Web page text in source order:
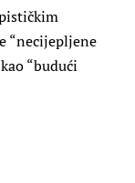
“necijepljene
“budući